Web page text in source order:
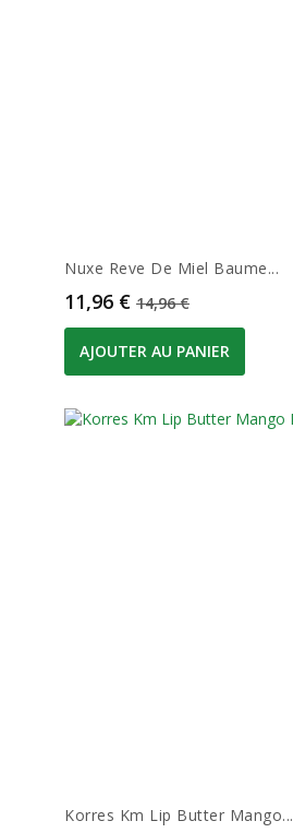
Nuxe Reve De Miel Baume...
Prix
11,96 € Prix de base
14,96 €
AJOUTER AU PANIER
Korres Km Lip Butter Mango...